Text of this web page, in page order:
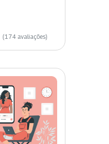
(174 avaliações)